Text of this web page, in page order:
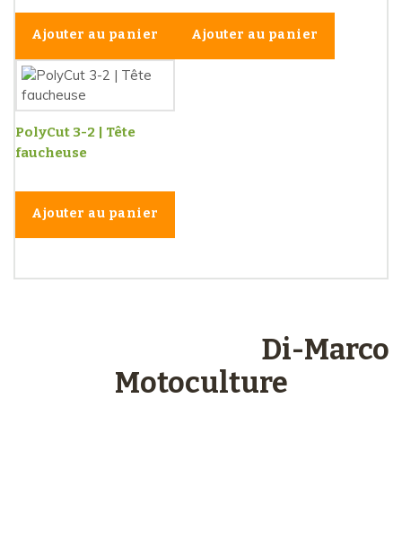
Ajouter au panier Ajouter au panier
PolyCut 3-2 | Tête
faucheuse
Ajouter au panier
Di-Marco
Motoculture